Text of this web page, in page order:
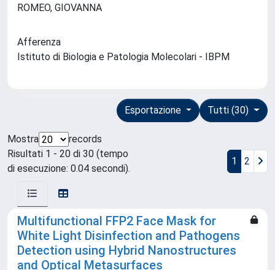
ROMEO, GIOVANNA
Afferenza
Istituto di Biologia e Patologia Molecolari - IBPM
Tutti (30)
Esportazione
Mostra
records
Risultati 1 - 20 di 30 (tempo
di esecuzione: 0.04 secondi).
1 2
Multifunctional FFP2 Face Mask for
White Light Disinfection and Pathogens
Detection using Hybrid Nanostructures
and Optical Metasurfaces